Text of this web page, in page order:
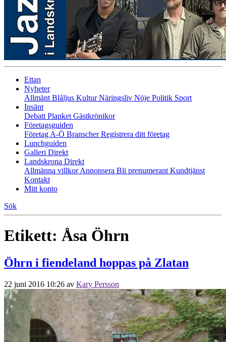
Ettan
Nyheter
Allmänt Blåljus KulturNäringsliv Nöje Politik Sport
Insänt
Debatt Planket Gästkrönikor
Företagsguiden
Företag A-Ö BranscherRegistrera ditt företag
Lunchguiden
Galleri Direkt
Landskrona Direkt
Allmänna villkorAnnonsera Bli prenumerant Kundtjänst
Kontakt
Mitt konto
Sök
Etikett: Åsa Öhrn
Öhrn i fiendeland hoppas på Zlatan
22 juni 2016 10:26 av Kary Persson